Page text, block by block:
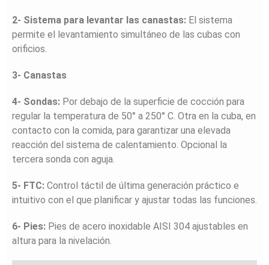
2- Sistema para levantar las canastas: El sistema
permite el levantamiento simultáneo de las cubas con
orificios.
3- Canastas
4- Sondas: Por debajo de la superficie de cocción para
regular la temperatura de 50° a 250° C. Otra en la cuba, en
contacto con la comida, para garantizar una elevada
reacción del sistema de calentamiento. Opcional la
tercera sonda con aguja.
5- FTC: Control táctil de última generación práctico e
intuitivo con el que planificar y ajustar todas las funciones.
6- Pies: Pies de acero inoxidable AISI 304 ajustables en
altura para la nivelación.